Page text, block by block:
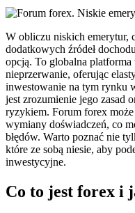
W obliczu niskich emerytur,
dodatkowych źródeł
opcją. To globalna
nieprzerwanie, oferując
inwestowanie na tym rynku
jest zrozumienie jego zasad
ryzykiem. Forum forex
wymiany doświadczeń, co
błędów. Warto poznać nie
które ze sobą niesie, aby
inwestycyjne.
Co to jest forex i